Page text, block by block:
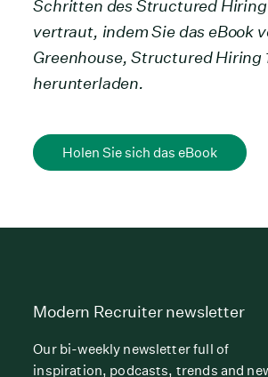
Schritten des Structured
vertraut, indem Sie das eBook
Greenhouse, Structured Hiring
herunterladen.
Holen Sie sich das eBook
Modern Recruiter newsletter
Our bi-weekly newsletter full of
inspiration, podcasts, trends and